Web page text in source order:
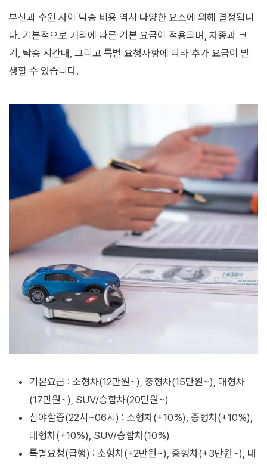
부산과 수원 사이 탁송 비용 역시 다양한 요소에 의해 결정됩니
다. 기본적으로 거리에 따른 기본 요금이 적용되며, 차종과 크
기, 탁송 시간대, 그리고 특별 요청사항에 따라 추가 요금이 발
생할 수 있습니다.
기본요금 : 소형차(12만원~), 중형차(15만원~), 대형차
(17만원~), SUV/승합차(20만원~)
심야할증(22시~06시) : 소형차(+10%), 중형차(+10%),
대형차(+10%), SUV/승합차(10%)
특별요청(급행) : 소형차(+2만원~), 중형차(+3만원~), 대